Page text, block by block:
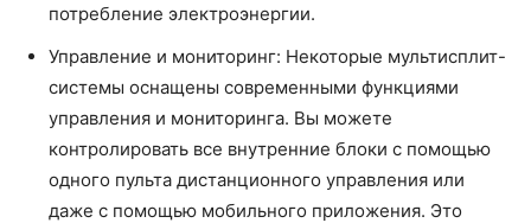
потребление электроэнергии.
Управление и мониторинг: Некоторые мультисплит-
системы оснащены современными функциями
управления и мониторинга. Вы можете
контролировать все внутренние блоки с помощью
одного пульта дистанционного управления или
даже с помощью мобильного приложения. Это